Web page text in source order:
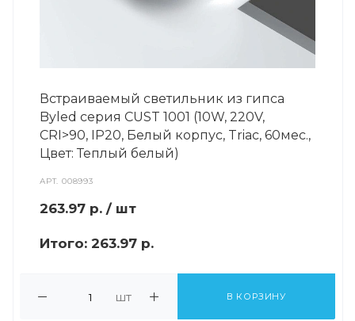
Встраиваемый светильник из гипса
Byled серия CUST 1001 (10W, 220V,
CRI>90, IP20, Белый корпус, Triac, 60мес.,
Цвет: Теплый белый)
АРТ.008993
263.97 р. / шт
Итого: 263.97 р.
шт В КОРЗИНУ